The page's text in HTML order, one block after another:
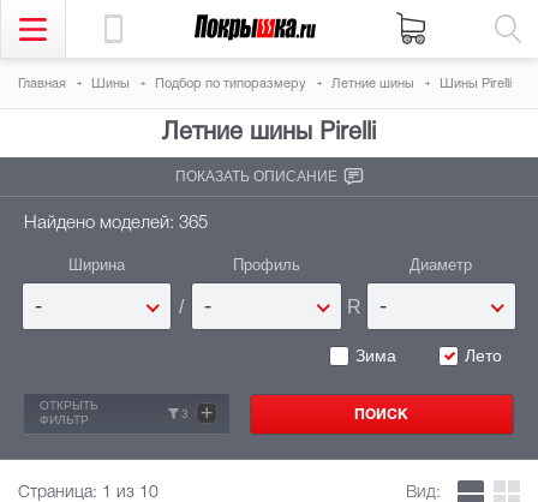
Главная Шины Подбор по типоразмеру Летние шины Шины Pirelli
Летние шины Pirelli
ПОКАЗАТЬ ОПИСАНИЕ
Найдено моделей: 365
Ширина
- /
Профиль
- R
Диаметр
-
Зима Лето
ОТКРЫТЬ
ФИЛЬТР
3 +
Страница: 1 из 10 Вид: